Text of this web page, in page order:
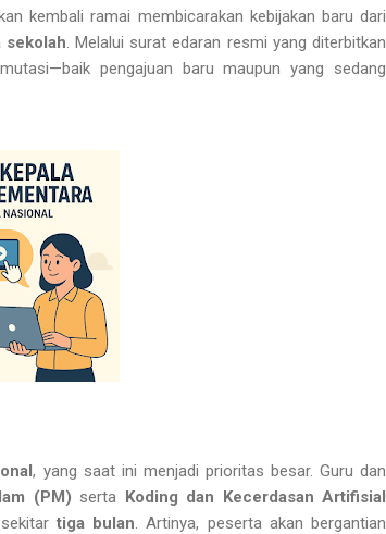
kembali ramai membicarakan kebijakan baru dari
sekolah . Melalui surat edaran resmi yang diterbitkan
pengajuan baru maupun yang sedang
, yang saat ini menjadi prioritas besar. Guru dan
(PM) serta Koding dan Kecerdasan Artifisial
tiga bulan . Artinya, peserta akan bergantian